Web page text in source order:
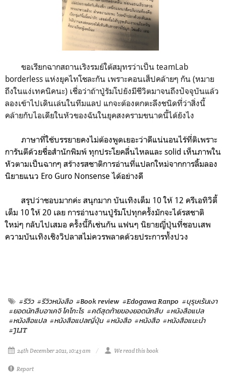
ขอเรียกฉากสถานเริงรมย์ใต้สมุทรว่าเป็น teamLab
borderless แห่งยุคไทโชละกัน เพราะคอนเส็ปคล้ายๆ กัน (หมาย
ถึงในแง่เทคนิคนะ) เชื่อว่าถ้าปู่รัมโปยังมีชีวิตมาจนถึงปัจจุบันแล้ว
ลองเข้าไปเดินเล่นในทีมแลป แกจะต้องตกตะลึงชนิดที่ว่าสิ่งนี้
คล้ายกับไอเดียในหัวของฉันในยุคสงครามขนาดนี้ได้ยังไง
ภาษาที่ใช้บรรยายคงไม่ต้องพูดเยอะว่าดีแน่นอนไร้ที่ติเพราะ
การันตีด้วยชื่อสำนักพิมพ์ ทุกประโยคลื่นไหลและ solid เห็นภาพใน
หัวตามเป็นฉากๆ สร้างรสชาติการอ่านที่แปลกใหม่จากการลิ้มลอง
นิยายแนว Ero Guro Nonsense ได้อย่างดี
สรุปว่าชอบมากค่ะ สนุกมาก บันเทิงเต็ม 10 ให้ 12 ครีเอทิวิตี้
เต็ม 10 ให้ 20 เลย การอ่านงานปู่รัมโปทุกครั้งมักจะได้รสชาติ
ใหม่ๆ กลับไปเสมอ ครั้งนี้ก็เช่นกัน แฟนๆ นิยายญี่ปุ่นที่ชอบเสพ
ความบันเทิงเชิงวิปลาสไม่ควรพลาดด้วยประการทั้งปวง
#รีวิว #รีวิวหนังสือ #Book review #Edogawa Ranpo #บุรุษเร้นเงา
#ยอดนักสืบอาเคจิ โคโกะโร #คดีสุดท้ายของยอดนักสืบ #หนังสือแปล
#หนังสือแปล #หนังสือแปลญี่ปุ่น #หนังสือ #หนังสือ #หนังสือแนะนำ
#JLIT
24th December 2021, 10:43 am We read this book
Report